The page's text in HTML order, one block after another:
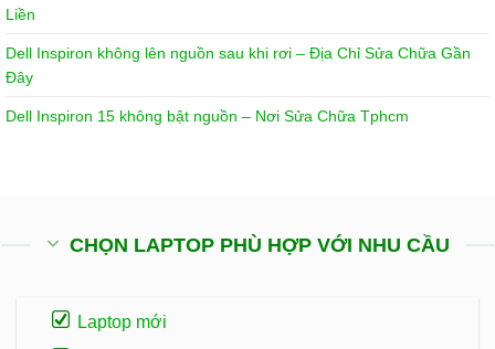
Liền
Dell Inspiron không lên nguồn sau khi rơi – Địa Chỉ Sửa Chữa Gần
Đây
Dell Inspiron 15 không bật nguồn – Nơi Sửa Chữa Tphcm
CHỌN LAPTOP PHÙ HỢP VỚI NHU CẦU
Laptop mới